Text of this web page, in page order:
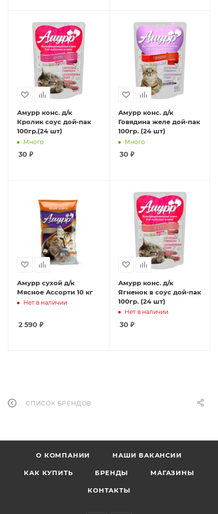
Амурр конс. д/к
Кролик соус дой-пак
100гр.(24 шт)
Много
30 ₽
Амурр конс. д/к
Говядина желе дой-пак
100гр. (24 шт)
Много
30 ₽
Амурр сухой д/к
Мясное Ассорти 10 кг
Нет в наличии
2 590 ₽
Амурр конс. д/к
Ягненок в соус дой-пак
100гр. (24 шт)
Нет в наличии
30 ₽
СПИСОК БРЕНДОВ
О КОМПАНИИ НАШИ ВАКАНСИИ
КАК КУПИТЬ БРЕНДЫ МАГАЗИНЫ
КОНТАКТЫ